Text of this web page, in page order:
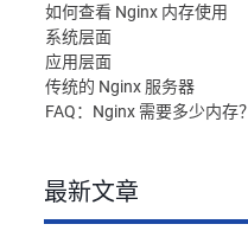
如何查看 Nginx 内存使用
系统层面
应用层面
传统的 Nginx 服务器
FAQ：Nginx 需要多少内存？
最新文章